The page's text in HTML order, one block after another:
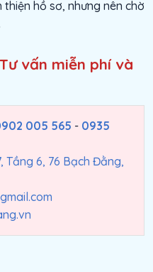
hồ sơ, nhưng nên chờ
vấn miễn phí và
005 565 - 0935
Tầng 6, 76 Bạch Đằng,